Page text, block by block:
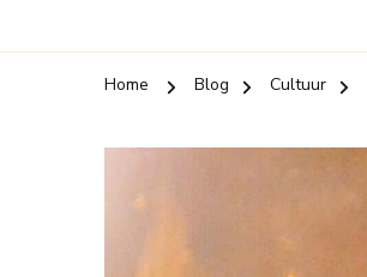
Home Blog Cultuur